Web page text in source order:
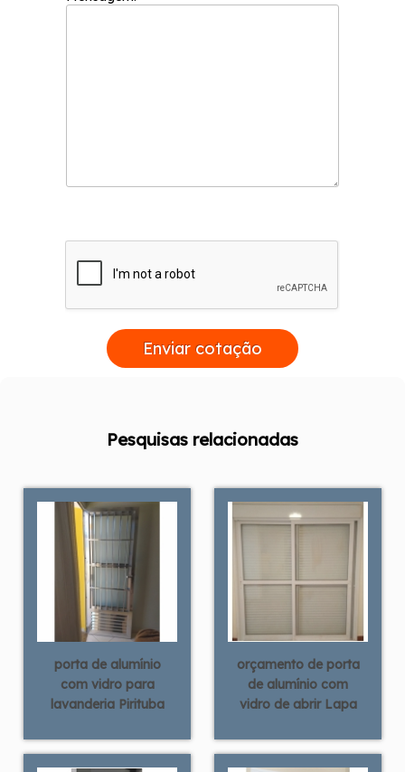
Alumínio, Porta Postigo Alumínio, Porta
Enviar cotação
Pesquisas relacionadas
porta de alumínio
com vidro para
lavanderia Pirituba
orçamento de porta
de alumínio com
vidro de abrir Lapa